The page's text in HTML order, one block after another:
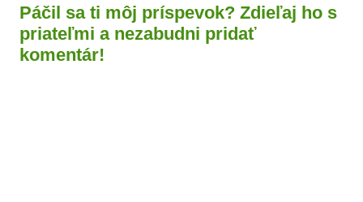
Páčil sa ti môj príspevok? Zdieľaj ho s
priateľmi a nezabudni pridať
komentár!